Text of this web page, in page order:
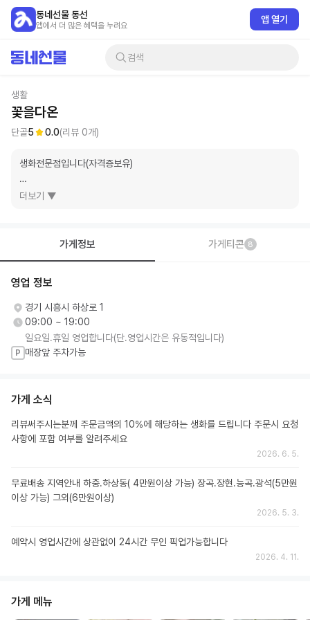
동네선물 동선
앱에서 더 많은 혜택을 누려요
앱 열기
검색
생활
꽃을다온
단골5 0.0(리뷰 0개)
생화전문점입니다(자격증보유)
예약시 24시간 픽업가능합니다
카톡아이디 2000flower
전화안받으면 문자.카톡이 빠릅니다
더보기 ▼
가게정보 가게티콘 8
영업 정보
경기 시흥시 하상로 1
09:00 ~ 19:00
일요일.휴일 영업합니다(단.영업시간은 유동적입니다)
P 매장앞 주차가능
가게 소식
리뷰써주시는분께 주문금액의 10%에 해당하는 생화를 드립니다 주문시 요청
사항에 포함 여부를 알려주세요
2026. 6. 5.
무료배송 지역안내 하중.하상동( 4만원이상 가능) 장곡.장현.능곡.광석(5만원
이상 가능) 그외(6만원이상)
2026. 5. 3.
예약시 영업시간에 상관없이 24시간 무인 픽업가능합니다
2026. 4. 11.
가게 메뉴